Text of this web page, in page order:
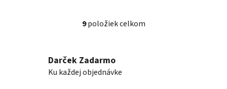
O
á
d
9položiek celkom
Darček Zadarmo
Ku každej objednávke